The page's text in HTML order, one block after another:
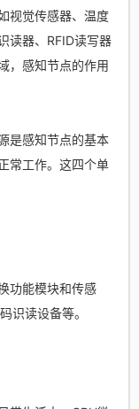
视觉传感器、温度
读器、RFID读写器
，感知节点的作用
感知节点的基本
常工作。这四个单
功能模块和传感
识读设备等。